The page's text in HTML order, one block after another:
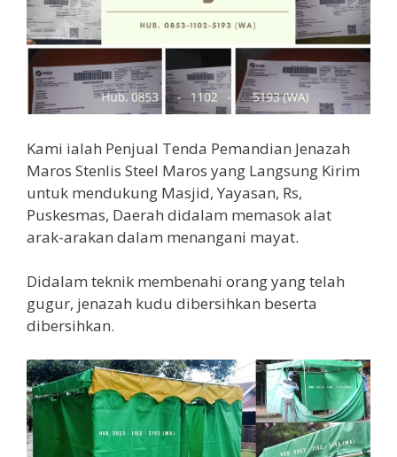
Kami ialah Penjual Tenda Pemandian Jenazah
Maros Stenlis Steel Maros yang Langsung Kirim
untuk mendukung Masjid, Yayasan, Rs,
Puskesmas, Daerah didalam memasok alat
arak-arakan dalam menangani mayat.
Didalam teknik membenahi orang yang telah
gugur, jenazah kudu dibersihkan beserta
dibersihkan.